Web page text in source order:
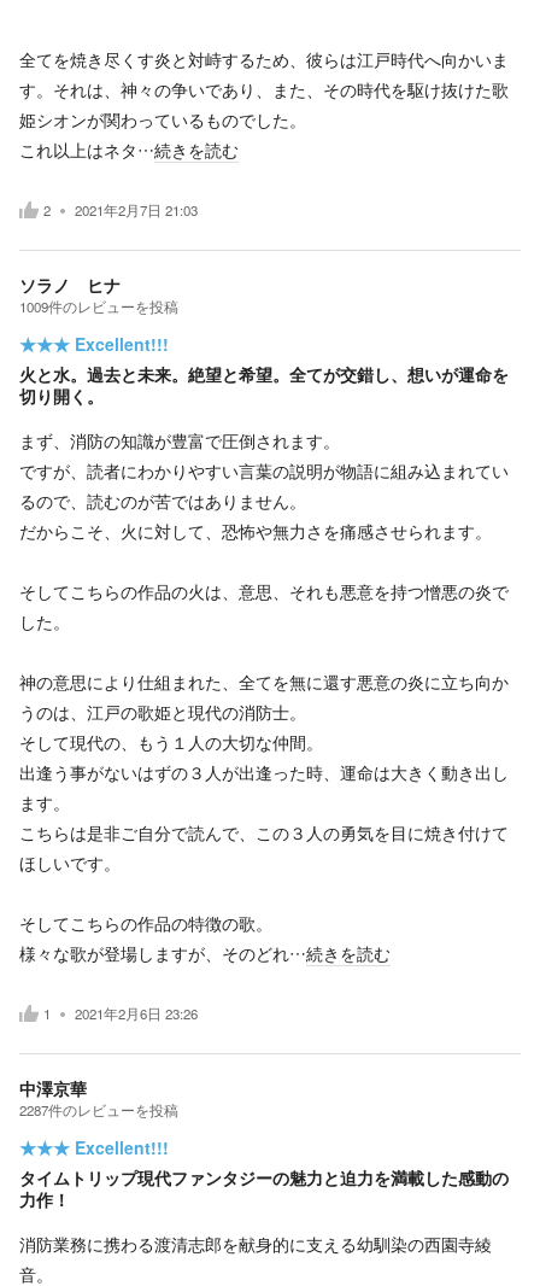
全てを焼き尽くす炎と対峙するため、彼らは江戸時代へ向かいま
す。それは、神々の争いであり、また、その時代を駆け抜けた歌
姫シオンが関わっているものでした。
これ以上はネタ…続きを読む
2 2021年2月7日 21:03
ソラノ ヒナ
1009件のレビューを投稿
★★★ Excellent!!!
火と水。過去と未来。絶望と希望。全てが交錯し、想いが運命を
切り開く。
まず、消防の知識が豊富で圧倒されます。
ですが、読者にわかりやすい言葉の説明が物語に組み込まれてい
るので、読むのが苦ではありません。
だからこそ、火に対して、恐怖や無力さを痛感させられます。
そしてこちらの作品の火は、意思、それも悪意を持つ憎悪の炎で
した。
神の意思により仕組まれた、全てを無に還す悪意の炎に立ち向か
うのは、江戸の歌姫と現代の消防士。
そして現代の、もう１人の大切な仲間。
出逢う事がないはずの３人が出逢った時、運命は大きく動き出し
ます。
こちらは是非ご自分で読んで、この３人の勇気を目に焼き付けて
ほしいです。
そしてこちらの作品の特徴の歌。
様々な歌が登場しますが、そのどれ…続きを読む
1 2021年2月6日 23:26
中澤京華
2287件のレビューを投稿
★★★ Excellent!!!
タイムトリップ現代ファンタジーの魅力と迫力を満載した感動の
力作！
消防業務に携わる渡清志郎を献身的に支える幼馴染の西園寺綾
音。